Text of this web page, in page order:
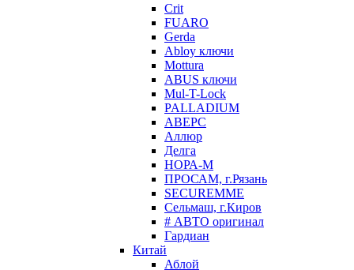
Crit
FUARO
Gerda
Abloy ключи
Mottura
ABUS ключи
Mul-T-Lock
PALLADIUM
АВЕРС
Аллюр
Делга
НОРА-М
ПРОСАМ, г.Рязань
SECUREMME
Сельмаш, г.Киров
# АВТО оригинал
Гардиан
Китай
Аблой